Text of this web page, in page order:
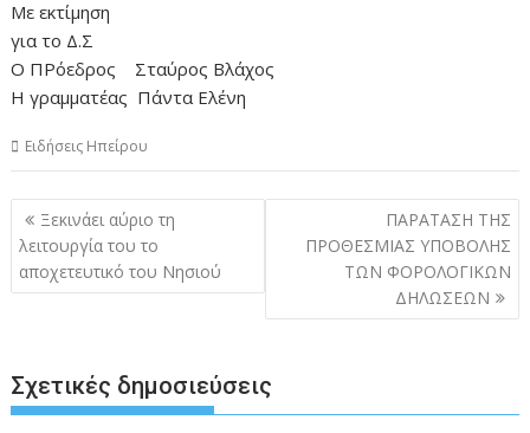
Με εκτίμηση
για το Δ.Σ
Ο ΠΡόεδρος Σταύρος Βλάχος
Η γραμματέας Πάντα Ελένη
Ειδήσεις Ηπείρου
Πλοήγηση
άρθρων
Ξεκινάει αύριο τη
λειτουργία του το
αποχετευτικό του Νησιού
ΠΑΡΑΤΑΣΗ ΤΗΣ
ΠΡΟΘΕΣΜΙΑΣ ΥΠΟΒΟΛΗΣ
ΤΩΝ ΦΟΡΟΛΟΓΙΚΩΝ
ΔΗΛΩΣΕΩΝ
Σχετικές δημοσιεύσεις